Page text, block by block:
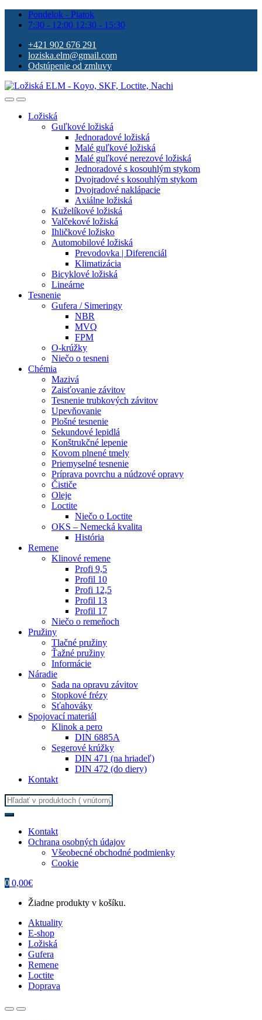
Pondelok - Piatok
7:30 - 12:00 12:30 - 15:30
+421 902 676 291
loziska.elm@gmail.com
Odstúpenie od zmluvy
Ložiská
Guľkové ložiská
Jednoradové ložiská
Malé guľkové ložiská
Malé guľkové nerezové ložiská
Jednoradové s kosouhlým stykom
Dvojradové s kosouhlým stykom
Dvojradové naklápacie
Axiálne ložiská
Kuželíkové ložiská
Valčekové ložiská
Ihličkové ložisko
Automobilové ložiská
Prevodovka | Diferenciál
Klimatizácia
Bicyklové ložiská
Lineárne
Tesnenie
Gufera / Simeringy
NBR
MVQ
FPM
O-krúžky
Niečo o tesneni
Chémia
Mazivá
Zaisťovanie závitov
Tesnenie trubkových závitov
Upevňovanie
Plošné tesnenie
Sekundové lepidlá
Konštrukčné lepenie
Kovom plnené tmely
Priemyselné tesnenie
Príprava povrchu a núdzové opravy
Čističe
Oleje
Loctite
Niečo o Loctite
OKS – Nemecká kvalita
História
Remene
Klinové remene
Profi 9,5
Profil 10
Profi 12,5
Profil 13
Profil 17
Niečo o remeňoch
Pružiny
Tlačné pružiny
Ťažné pružiny
Informácie
Náradie
Sada na opravu závitov
Stopkové frézy
Sťahováky
Spojovací materiál
Klinok a pero
DIN 6885A
Segerové krúžky
DIN 471 (na hriadeľ)
DIN 472 (do diery)
Kontakt
Search
for:
Kontakt
Ochrana osobných údajov
Všeobecné obchodné podmienky
Cookie
0 0,00€
Žiadne produkty v košíku.
Aktuality
E-shop
Ložiská
Gufera
Remene
Loctite
Doprava